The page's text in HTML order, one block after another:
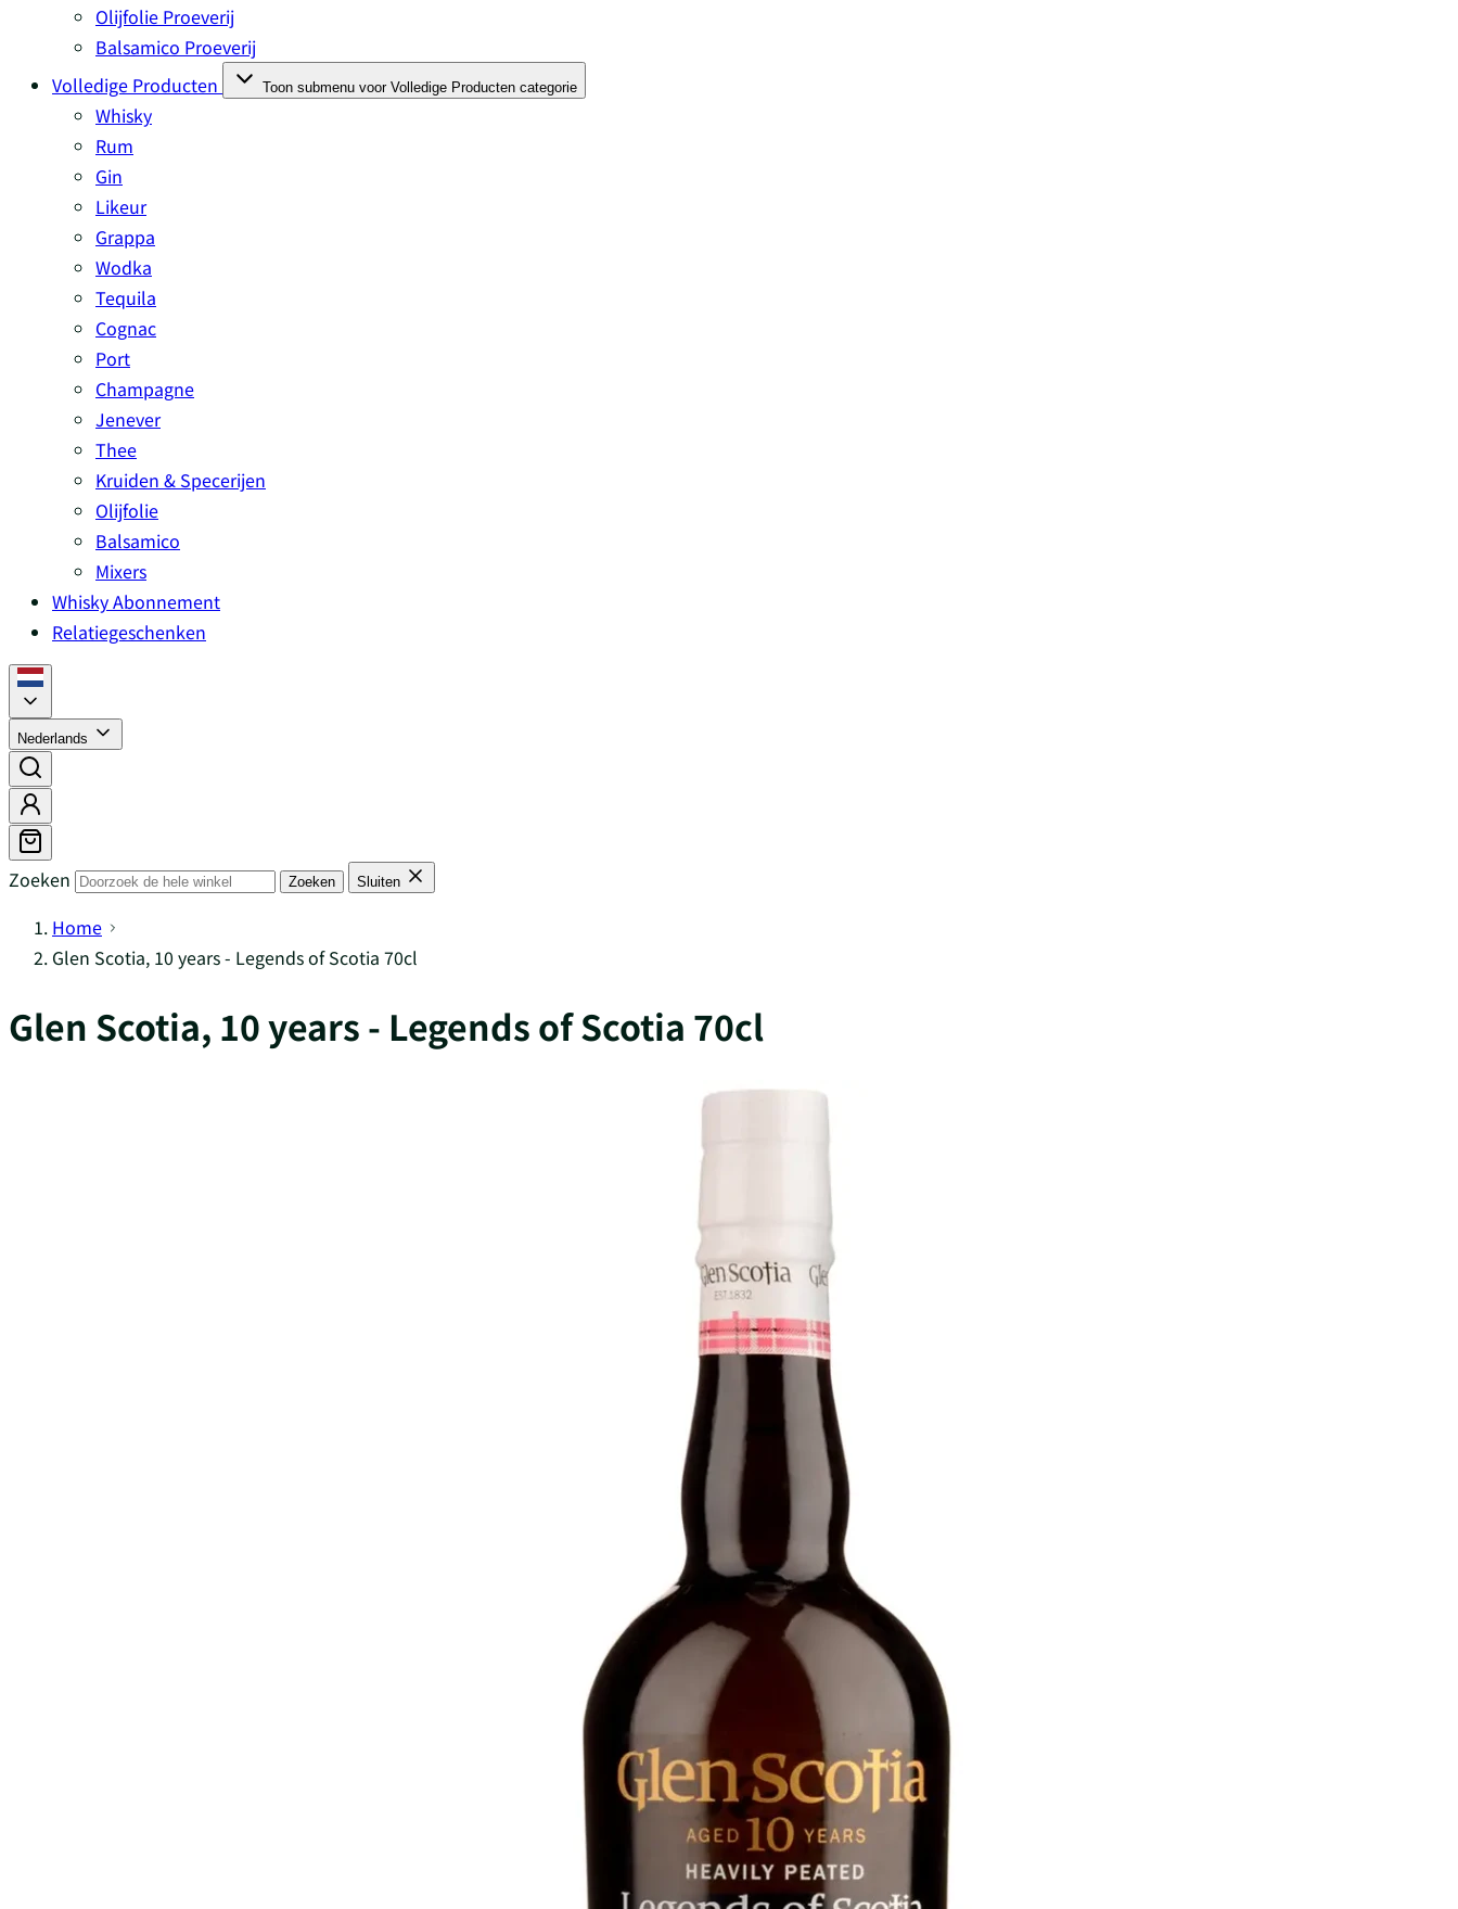
Olijfolie Proeverij
Balsamico Proeverij
Volledige Producten
Toon submenu voor Volledige Producten categorie
Whisky
Rum
Gin
Likeur
Grappa
Wodka
Tequila
Cognac
Port
Champagne
Jenever
Thee
Kruiden & Specerijen
Olijfolie
Balsamico
Mixers
Whisky Abonnement
Relatiegeschenken
Nederlands
Zoeken Zoeken Sluiten
Home
Glen Scotia, 10 years - Legends of Scotia 70cl
Glen Scotia, 10 years - Legends of Scotia 70cl